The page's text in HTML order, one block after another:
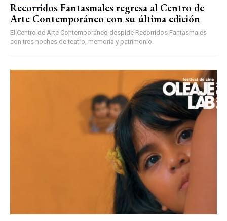
Recorridos Fantasmales regresa al Centro de
Arte Contemporáneo con su última edición
El Centro de Arte Contemporáneo despide Recorridos Fantasmales
con tres noches de teatro, memoria y patrimonio.